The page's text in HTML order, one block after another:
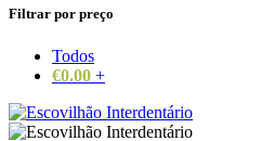
Filtrar por preço
Todos
€0.00 +